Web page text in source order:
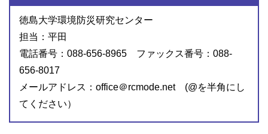
徳島大学環境防災研究センター
担当：平田
電話番号：088-656-8965 ファックス番号：088-
656-8017
メールアドレス：office＠rcmode.net (@を半角にし
てください）